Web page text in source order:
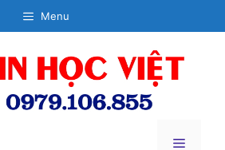
Menu
Menu